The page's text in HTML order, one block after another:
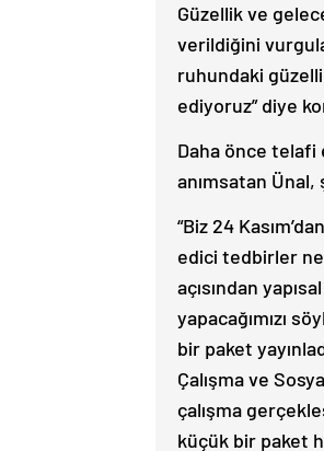
Güzellik ve
verildiğini
ruhundaki
ediyoruz” diye
Daha önce telafi
anımsatan Ünal,
“Biz 24
edici tedbirler
açısından
yapacağımızı
bir paket
Çalışma ve
çalışma
küçük bir paket